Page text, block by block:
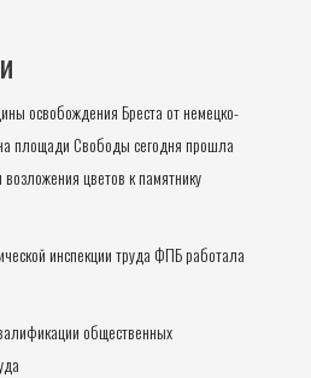
освобождения Бреста от немецко-
площади Свободы сегодня прошла
цветов к памятнику
инспекции труда ФПБ работала
общественных